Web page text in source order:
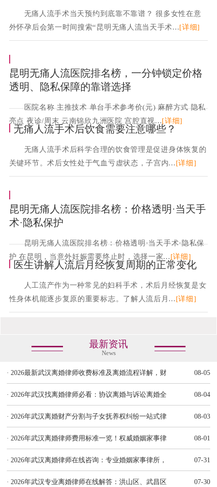
无痛人流手术当天预约到底靠不靠谱？ 很多女性在意
外怀孕后会第一时间搜索“昆明无痛人流当天手术...[详细]
昆明无痛人流医院排名榜，一分钟锁定价格
透明、隐私保障的靠谱选择
医院名称 主推技术 单台手术参考价(元) 麻醉方式 隐私
亮点 夜诊/周末 云南锦欣九洲医院 宫腔直视...[详细]
无痛人流手术后饮食需要注意哪些？
无痛人流手术后科学合理的饮食管理是促进身体恢复的
关键环节。术后女性处于气血亏虚状态，子宫内...[详细]
昆明无痛人流医院排名榜：价格透明·当天手
术·隐私保护
昆明无痛人流医院排名榜：价格透明·当天手术·隐私保
护 在昆明，当意外妊娠需要终止时，选择一家...[详细]
医生讲解人流后月经恢复周期的正常变化
人工流产作为一种常见的妇科手术，术后月经恢复是女
性身体机能逐步复原的重要标志。了解人流后月...[详细]
最新资讯
News
· 2026最新武汉离婚律师收费标准及离婚流程详解，财 08-05
· 2026年武汉找离婚律师必看：协议离婚与诉讼离婚全 08-04
· 2026年武汉离婚财产分割与子女抚养权纠纷一站式律 08-03
· 2026年武汉离婚律师费用标准一览！权威婚姻家事律 08-01
· 2026年武汉离婚律师在线咨询：专业婚姻家事律所， 07-31
· 2026年武汉专业离婚律师在线解答：洪山区、武昌区 07-30